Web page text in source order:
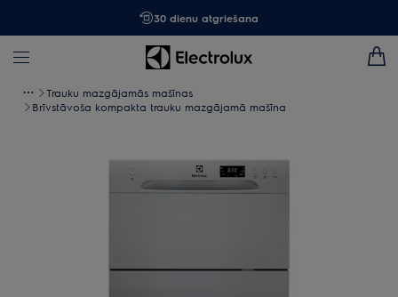
30 dienu atgriešana
Trauku mazgājamās mašīnas
Brīvstāvoša kompakta trauku mazgājamā mašīna